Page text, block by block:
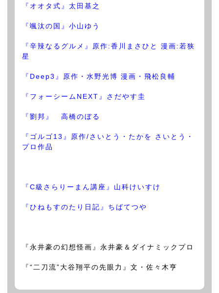
『オオタ式』太田基之
『颯汰の国』小山ゆう
『辛辣なるグルメ』原作:香川まさひと 漫画:若狭
星
『Deep3』原作・水野光博 漫画・飛松良輔
『フォーシームNEXT』さだやす圭
『劉邦』 高橋のぼる
『ゴルゴ13』原作/さいとう・たかを さいとう・
プロ作品
『C級さらりーまん講座』山科けいすけ
『ひねもすのたり日記』ちばてつや
『永井豪の幻想怪画』永井豪＆ダイナミックプロ
『“二刀流”大谷翔平の先眼力』文・佐々木亨